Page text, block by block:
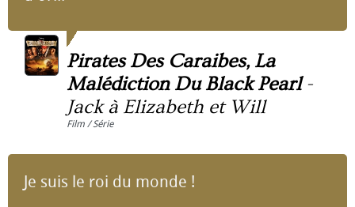
Pirates Des Caraibes, La
Malédiction Du Black Pearl-
Jack à Elizabeth et Will
Film / Série
Je suis le roi du monde !